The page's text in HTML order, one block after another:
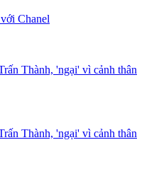
Chanel
Thành, 'ngại' vì cảnh thân
Thành, 'ngại' vì cảnh thân